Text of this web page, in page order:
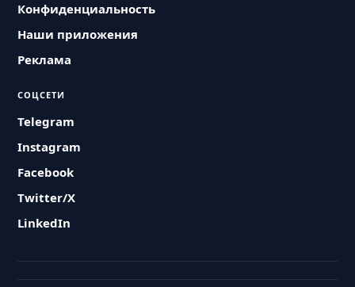
Конфиденциальность
Наши приложения
Реклама
СОЦСЕТИ
Telegram
Instagram
Facebook
Twitter/X
LinkedIn